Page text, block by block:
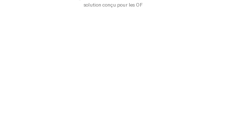
solution conçu pour les OF